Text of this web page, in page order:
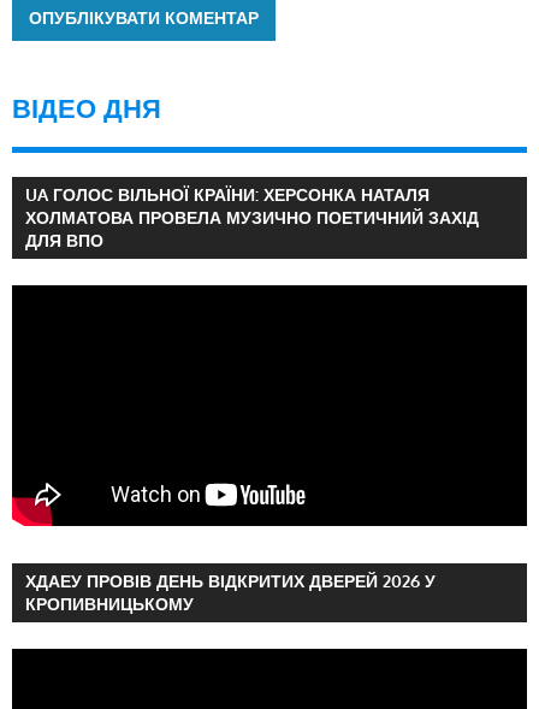
ВІДЕО ДНЯ
UA ГОЛОС ВІЛЬНОЇ КРАЇНИ: ХЕРСОНКА НАТАЛЯ
ХОЛМАТОВА ПРОВЕЛА МУЗИЧНО ПОЕТИЧНИЙ ЗАХІД
ДЛЯ ВПО
ХДАЕУ ПРОВІВ ДЕНЬ ВІДКРИТИХ ДВЕРЕЙ 2026 У
КРОПИВНИЦЬКОМУ